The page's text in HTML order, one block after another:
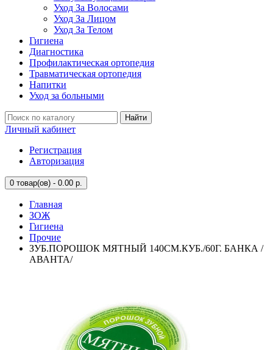
Уход За Волосами
Уход За Лицом
Уход За Телом
Гигиена
Диагностика
Профилактическая ортопедия
Травматическая ортопедия
Напитки
Уход за больными
Найти
Личный кабинет
Регистрация
Авторизация
0 товар(ов) - 0.00 р.
Главная
ЗОЖ
Гигиена
Прочие
ЗУБ.ПОРОШОК МЯТНЫЙ 140СМ.КУБ./60Г. БАНКА /
АВАНТА/